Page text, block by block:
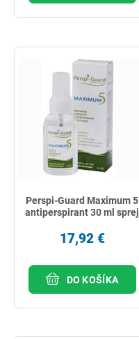
Perspi-Guard Maximum 5
antiperspirant 30 ml sprej
17,92 €
DO KOŠÍKA